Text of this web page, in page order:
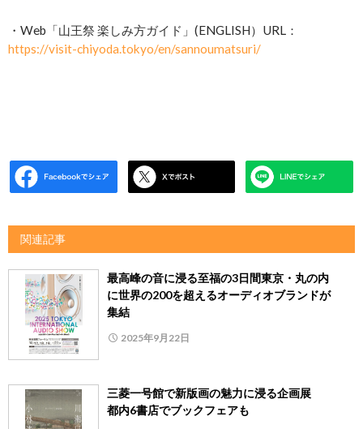
・Web「山王祭 楽しみ方ガイド」(ENGLISH）URL：
https://visit-chiyoda.tokyo/en/sannoumatsuri/
関連記事
最高峰の音に浸る至福の3日間東京・丸の内
に世界の200を超えるオーディオブランドが
集結
2025年9月22日
三菱一号館で新版画の魅力に浸る企画展
都内6書店でブックフェアも